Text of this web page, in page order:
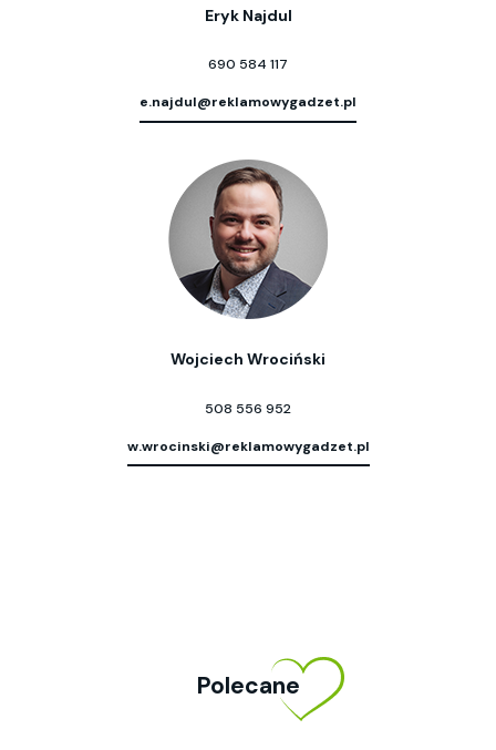
Eryk Najdul
690 584 117
e.najdul@reklamowygadzet.pl
Wojciech Wrociński
508 556 952
w.wrocinski@reklamowygadzet.pl
Polecane